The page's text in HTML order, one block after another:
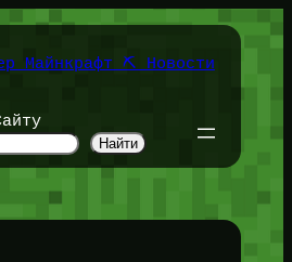
Майнкрафт ⛏️ Новости
Найти